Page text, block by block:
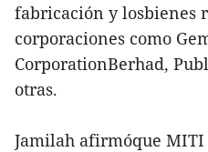
fabricación y losbienes
corporaciones como
CorporationBerhad,
otras.
Jamilah afirmóque